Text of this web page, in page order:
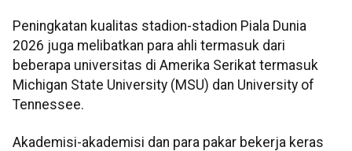
Peningkatan kualitas stadion-stadion Piala Dunia
2026 juga melibatkan para ahli termasuk dari
beberapa universitas di Amerika Serikat termasuk
Michigan State University (MSU) dan University of
Tennessee.
Akademisi-akademisi dan para pakar bekerja keras